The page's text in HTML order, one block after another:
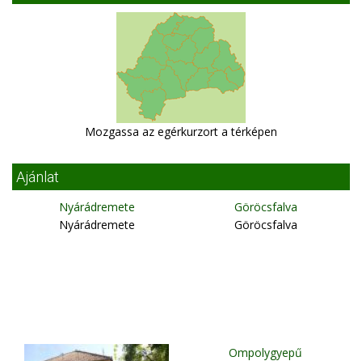
Mozgassa az egérkurzort a térképen
Ajánlat
Nyárádremete
Nyárádremete
Göröcsfalva
Göröcsfalva
Ompolygyepű